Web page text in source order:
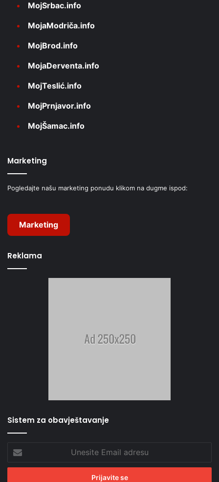
MojSrbac.info
MojaModriča.info
MojBrod.info
MojaDerventa.info
MojTeslić.info
MojPrnjavor.info
MojŠamac.info
Marketing
Pogledajte našu marketing ponudu klikom na dugme ispod:
Marketing
Reklama
Sistem za obavještavanje
Email
adresu